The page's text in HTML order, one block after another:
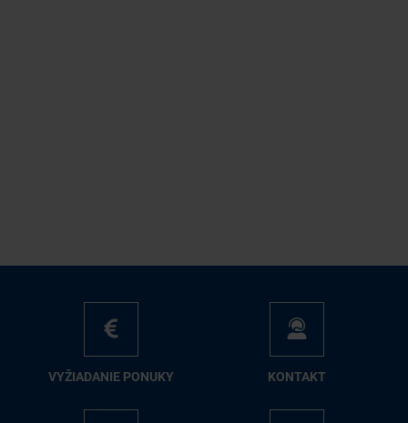
VY­ŽIA­DA­NIE PO­NU­KY KON­TAKT